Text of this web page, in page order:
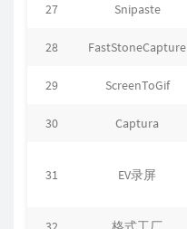
27 Snipaste
28 FastStoneCapture
29 ScreenToGif
30 Captura
31 EV录屏